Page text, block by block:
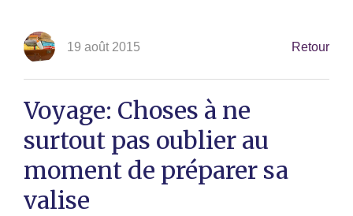
19 août 2015 Retour
Voyage: Choses à ne
surtout pas oublier au
moment de préparer sa
valise